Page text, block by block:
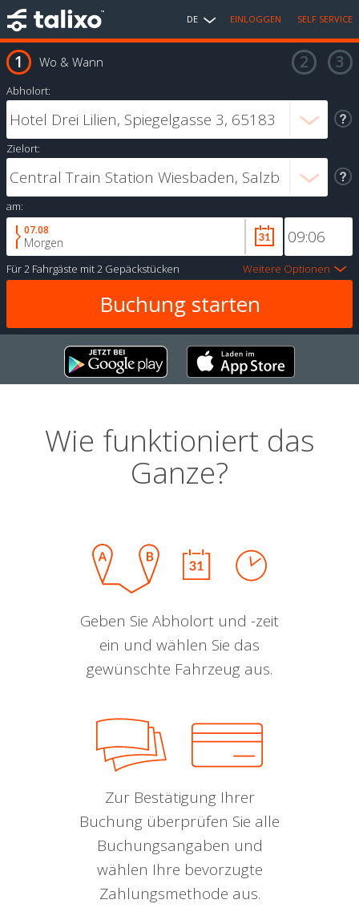
DE EINLOGGEN SELF SERVICE
Wo & Wann
Abholort:
Zielort:
am:
07.08
Morgen
Für2 Fahrgäste mit2 Gepäckstücken Weitere Optionen
Wie funktioniert das
Ganze?
Geben Sie Abholort und -zeit
ein und wählen Sie das
gewünschte Fahrzeug aus.
Zur Bestätigung Ihrer
Buchung überprüfen Sie alle
Buchungsangaben und
wählen Ihre bevorzugte
Zahlungsmethode aus.